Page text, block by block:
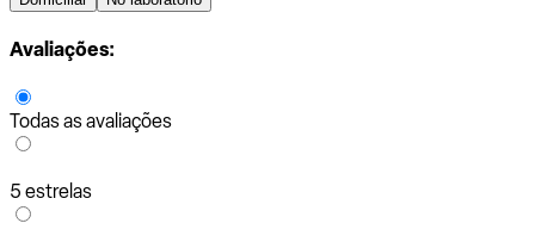
Avaliações:
Todas as avaliações
5 estrelas